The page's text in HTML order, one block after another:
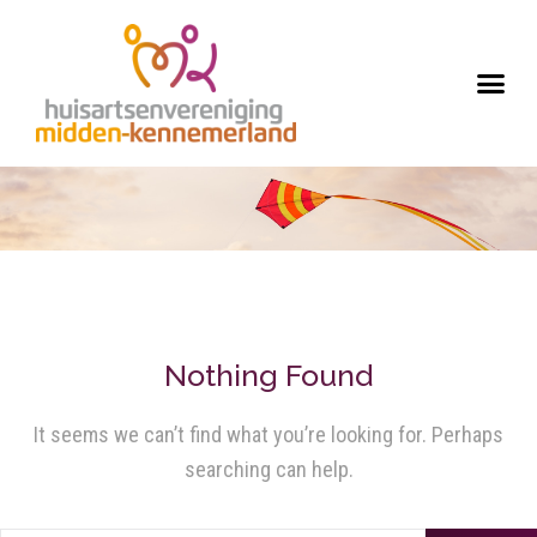
Nothing Found
It seems we can’t find what you’re looking for. Perhaps
searching can help.